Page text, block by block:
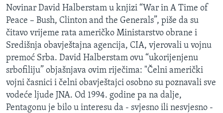
Novinar David Halberstam u knjizi “War in A Time of
Peace – Bush, Clinton and the Generals”, piše da su
čitavo vrijeme rata američko Ministarstvo obrane i
Središnja obavještajna agencija, CIA, vjerovali u vojnu
premoć Srba. David Halberstam ovu “ukorijenjenu
srbofiliju” objašnjava ovim riječima: "Čelni američki
vojni časnici i čelni obavještajci osobno su poznavali sve
vodeće ljude JNA. Od 1994. godine pa na dalje,
Pentagonu je bilo u interesu da - svjesno ili nesvjesno -